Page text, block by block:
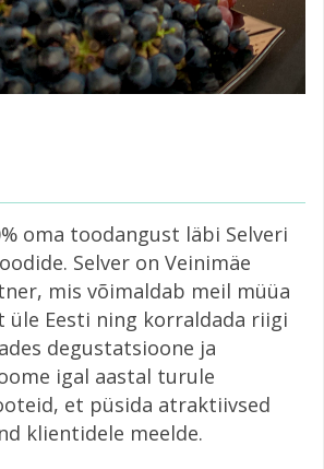
oma toodangust läbi Selveri
Selver on Veinimäe
mis võimaldab meil müüa
üle Eesti ning korraldada riigi
degustatsioone ja
igal aastal turule
et püsida atraktiivsed
klientidele meelde.